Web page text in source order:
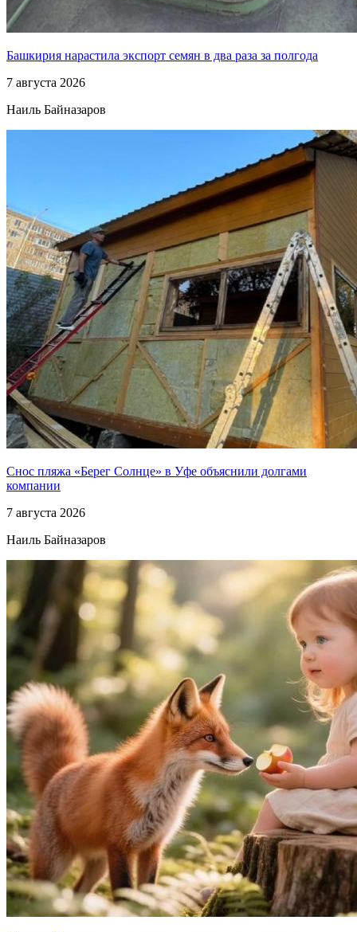
Башкирия нарастила экспорт семян в два раза за полгода
7 августа 2026
Наиль Байназаров
Снос пляжа «Берег Солнце» в Уфе объяснили долгами
компании
7 августа 2026
Наиль Байназаров